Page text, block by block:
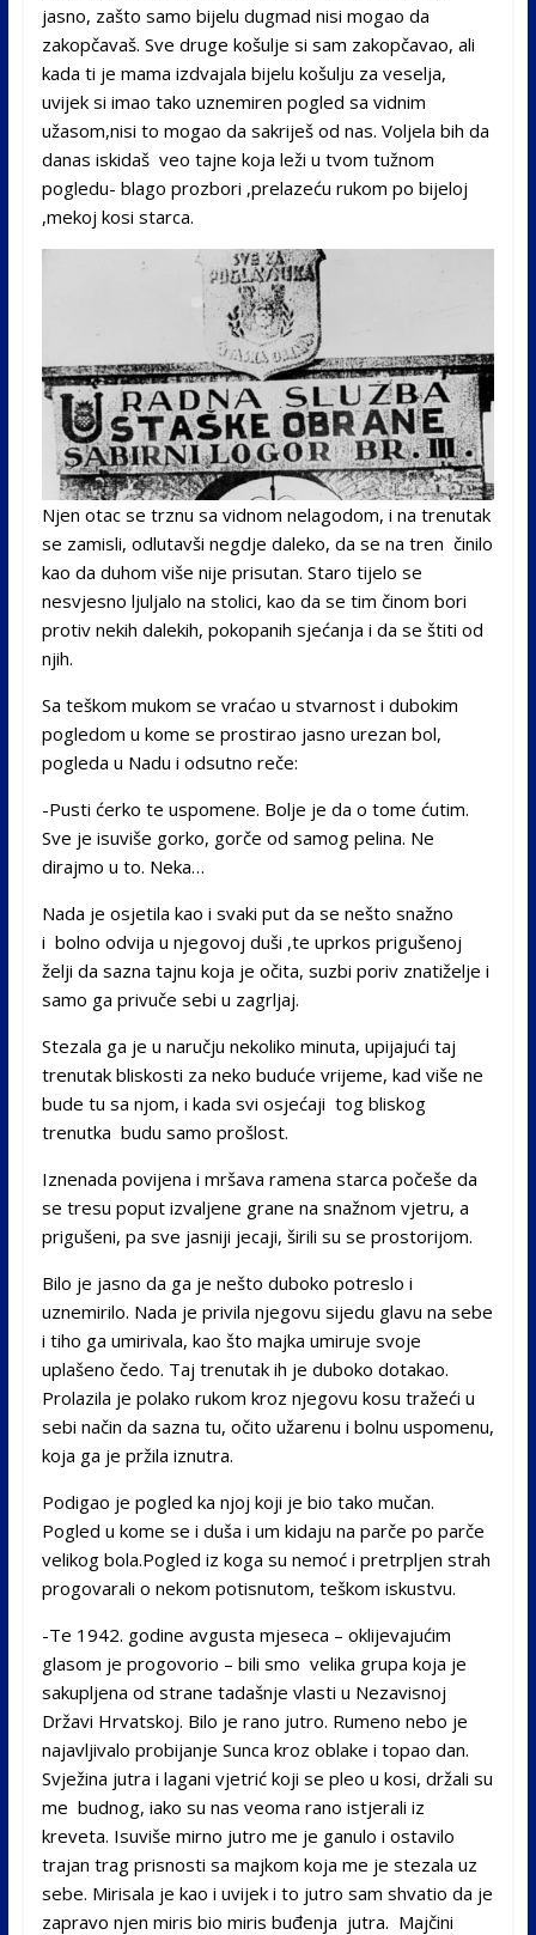
jasno, zašto samo bijelu dugmad nisi mogao da
zakopčavaš. Sve druge košulje si sam zakopčavao, ali
kada ti je mama izdvajala bijelu košulju za veselja,
uvijek si imao tako uznemiren pogled sa vidnim
užasom,nisi to mogao da sakriješ od nas. Voljela bih da
danas iskidaš veo tajne koja leži u tvom tužnom
pogledu- blago prozbori ,prelazeću rukom po bijeloj
,mekoj kosi starca.
Njen otac se trznu sa vidnom nelagodom, i na trenutak
se zamisli, odlutavši negdje daleko, da se na tren činilo
kao da duhom više nije prisutan. Staro tijelo se
nesvjesno ljuljalo na stolici, kao da se tim činom bori
protiv nekih dalekih, pokopanih sjećanja i da se štiti od
njih.
Sa teškom mukom se vraćao u stvarnost i dubokim
pogledom u kome se prostirao jasno urezan bol,
pogleda u Nadu i odsutno reče:
-Pusti ćerko te uspomene. Bolje je da o tome ćutim.
Sve je isuviše gorko, gorče od samog pelina. Ne
dirajmo u to. Neka…
Nada je osjetila kao i svaki put da se nešto snažno
i bolno odvija u njegovoj duši ,te uprkos prigušenoj
želji da sazna tajnu koja je očita, suzbi poriv znatiželje i
samo ga privuče sebi u zagrljaj.
Stezala ga je u naručju nekoliko minuta, upijajući taj
trenutak bliskosti za neko buduće vrijeme, kad više ne
bude tu sa njom, i kada svi osjećaji tog bliskog
trenutka budu samo prošlost.
Iznenada povijena i mršava ramena starca počeše da
se tresu poput izvaljene grane na snažnom vjetru, a
prigušeni, pa sve jasniji jecaji, širili su se prostorijom.
Bilo je jasno da ga je nešto duboko potreslo i
uznemirilo. Nada je privila njegovu sijedu glavu na sebe
i tiho ga umirivala, kao što majka umiruje svoje
uplašeno čedo. Taj trenutak ih je duboko dotakao.
Prolazila je polako rukom kroz njegovu kosu tražeći u
sebi način da sazna tu, očito užarenu i bolnu uspomenu,
koja ga je pržila iznutra.
Podigao je pogled ka njoj koji je bio tako mučan.
Pogled u kome se i duša i um kidaju na parče po parče
velikog bola.Pogled iz koga su nemoć i pretrpljen strah
progovarali o nekom potisnutom, teškom iskustvu.
-Te 1942. godine avgusta mjeseca – oklijevajućim
glasom je progovorio – bili smo velika grupa koja je
sakupljena od strane tadašnje vlasti u Nezavisnoj
Državi Hrvatskoj. Bilo je rano jutro. Rumeno nebo je
najavljivalo probijanje Sunca kroz oblake i topao dan.
Svježina jutra i lagani vjetrić koji se pleo u kosi, držali su
me budnog, iako su nas veoma rano istjerali iz
kreveta. Isuviše mirno jutro me je ganulo i ostavilo
trajan trag prisnosti sa majkom koja me je stezala uz
sebe. Mirisala je kao i uvijek i to jutro sam shvatio da je
zapravo njen miris bio miris buđenja jutra. Majčini